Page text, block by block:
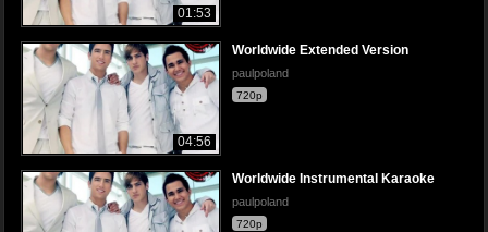
01:53
04:56
Worldwide Extended Version
paulpoland
720p
Worldwide Instrumental Karaoke
paulpoland
720p